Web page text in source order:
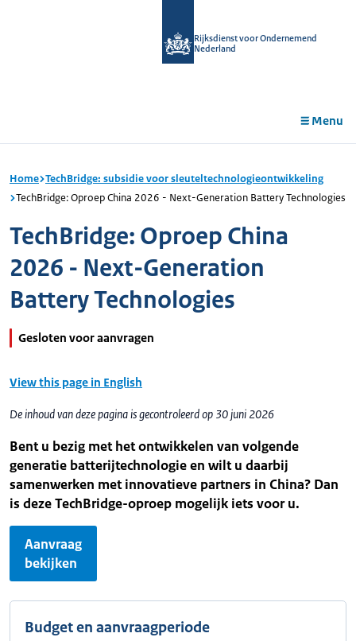
Rijksdienst voor Ondernemend
Nederland
Menu
Home TechBridge: subsidie voor sleuteltechnologieontwikkeling
TechBridge: Oproep China 2026 - Next-Generation Battery Technologies
TechBridge: Oproep China
2026 - Next-Generation
Battery Technologies
Gesloten voor aanvragen
View this page in English
De inhoud van deze pagina is gecontroleerd op 30 juni 2026
Bent u bezig met het ontwikkelen van volgende
generatie batterijtechnologie en wilt u daarbij
samenwerken met innovatieve partners in China? Dan
is dezeTechBridge-oproep mogelijk iets voor u.
Aanvraag
bekijken
Budget en aanvraagperiode